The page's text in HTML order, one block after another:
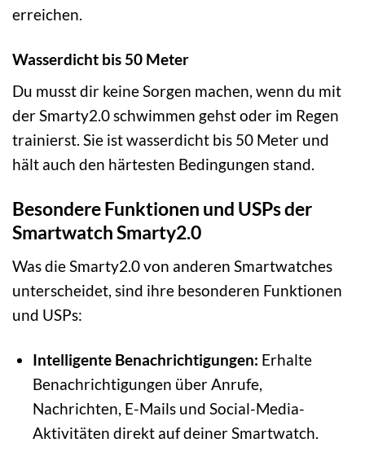
erreichen.
Wasserdicht bis 50 Meter
Du musst dir keine Sorgen machen, wenn du mit
der Smarty2.0 schwimmen gehst oder im Regen
trainierst. Sie ist wasserdicht bis 50 Meter und
hält auch den härtesten Bedingungen stand.
Besondere Funktionen und USPs der
Smartwatch Smarty2.0
Was die Smarty2.0 von anderen Smartwatches
unterscheidet, sind ihre besonderen Funktionen
und USPs:
Intelligente Benachrichtigungen: Erhalte
Benachrichtigungen über Anrufe,
Nachrichten, E-Mails und Social-Media-
Aktivitäten direkt auf deiner Smartwatch.